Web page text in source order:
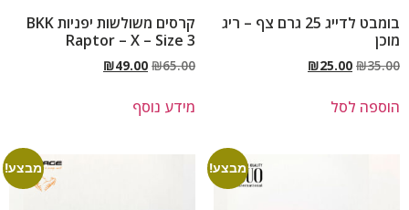
בומבט לדייג 25 גרם צף – ריג
מוכן
₪35.00
₪25.00
הוספה לסל
קרסים משולשות יפניות BKK
Raptor – X – Size 3
₪65.00
₪49.00
מידע נוסף
מבצע! מבצע!